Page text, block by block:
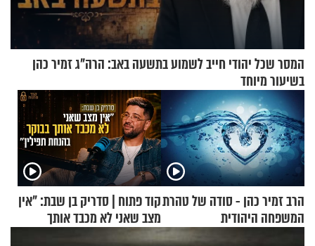
המסר שכל יהודי חייב לשמוע בתשעה באב: הרה"ג זמיר כהן
בשיעור מיוחד
הרב זמיר כהן - סודה של טהרת
המשפחה היהודית
קוד פתוח | סדריק בן שבת: "אין
מצב שאני לא מכבד אותך
בבוקר בהנחת תפילין"